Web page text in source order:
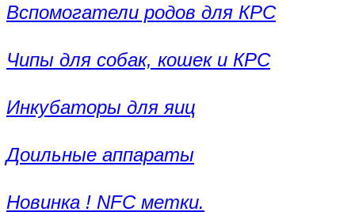
Вспомогатели родов для КРС
Чипы для собак, кошек и КРС
Инкубаторы для яиц
Доильные аппараты
Новинка ! NFC метки.